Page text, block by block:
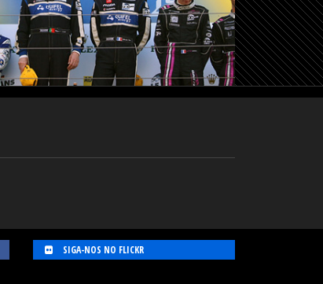
SIGA-NOS NO FLICKR